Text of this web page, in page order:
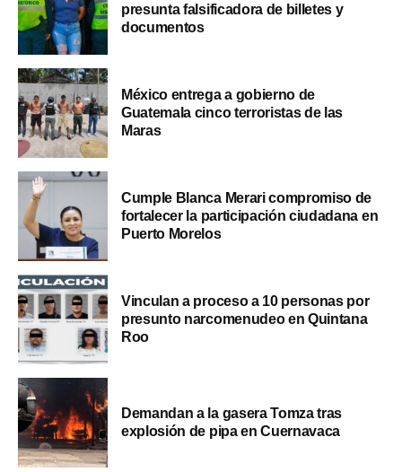
presunta falsificadora de billetes y
documentos
México entrega a gobierno de
Guatemala cinco terroristas de las
Maras
Cumple Blanca Merari compromiso de
fortalecer la participación ciudadana en
Puerto Morelos
Vinculan a proceso a 10 personas por
presunto narcomenudeo en Quintana
Roo
Demandan a la gasera Tomza tras
explosión de pipa en Cuernavaca